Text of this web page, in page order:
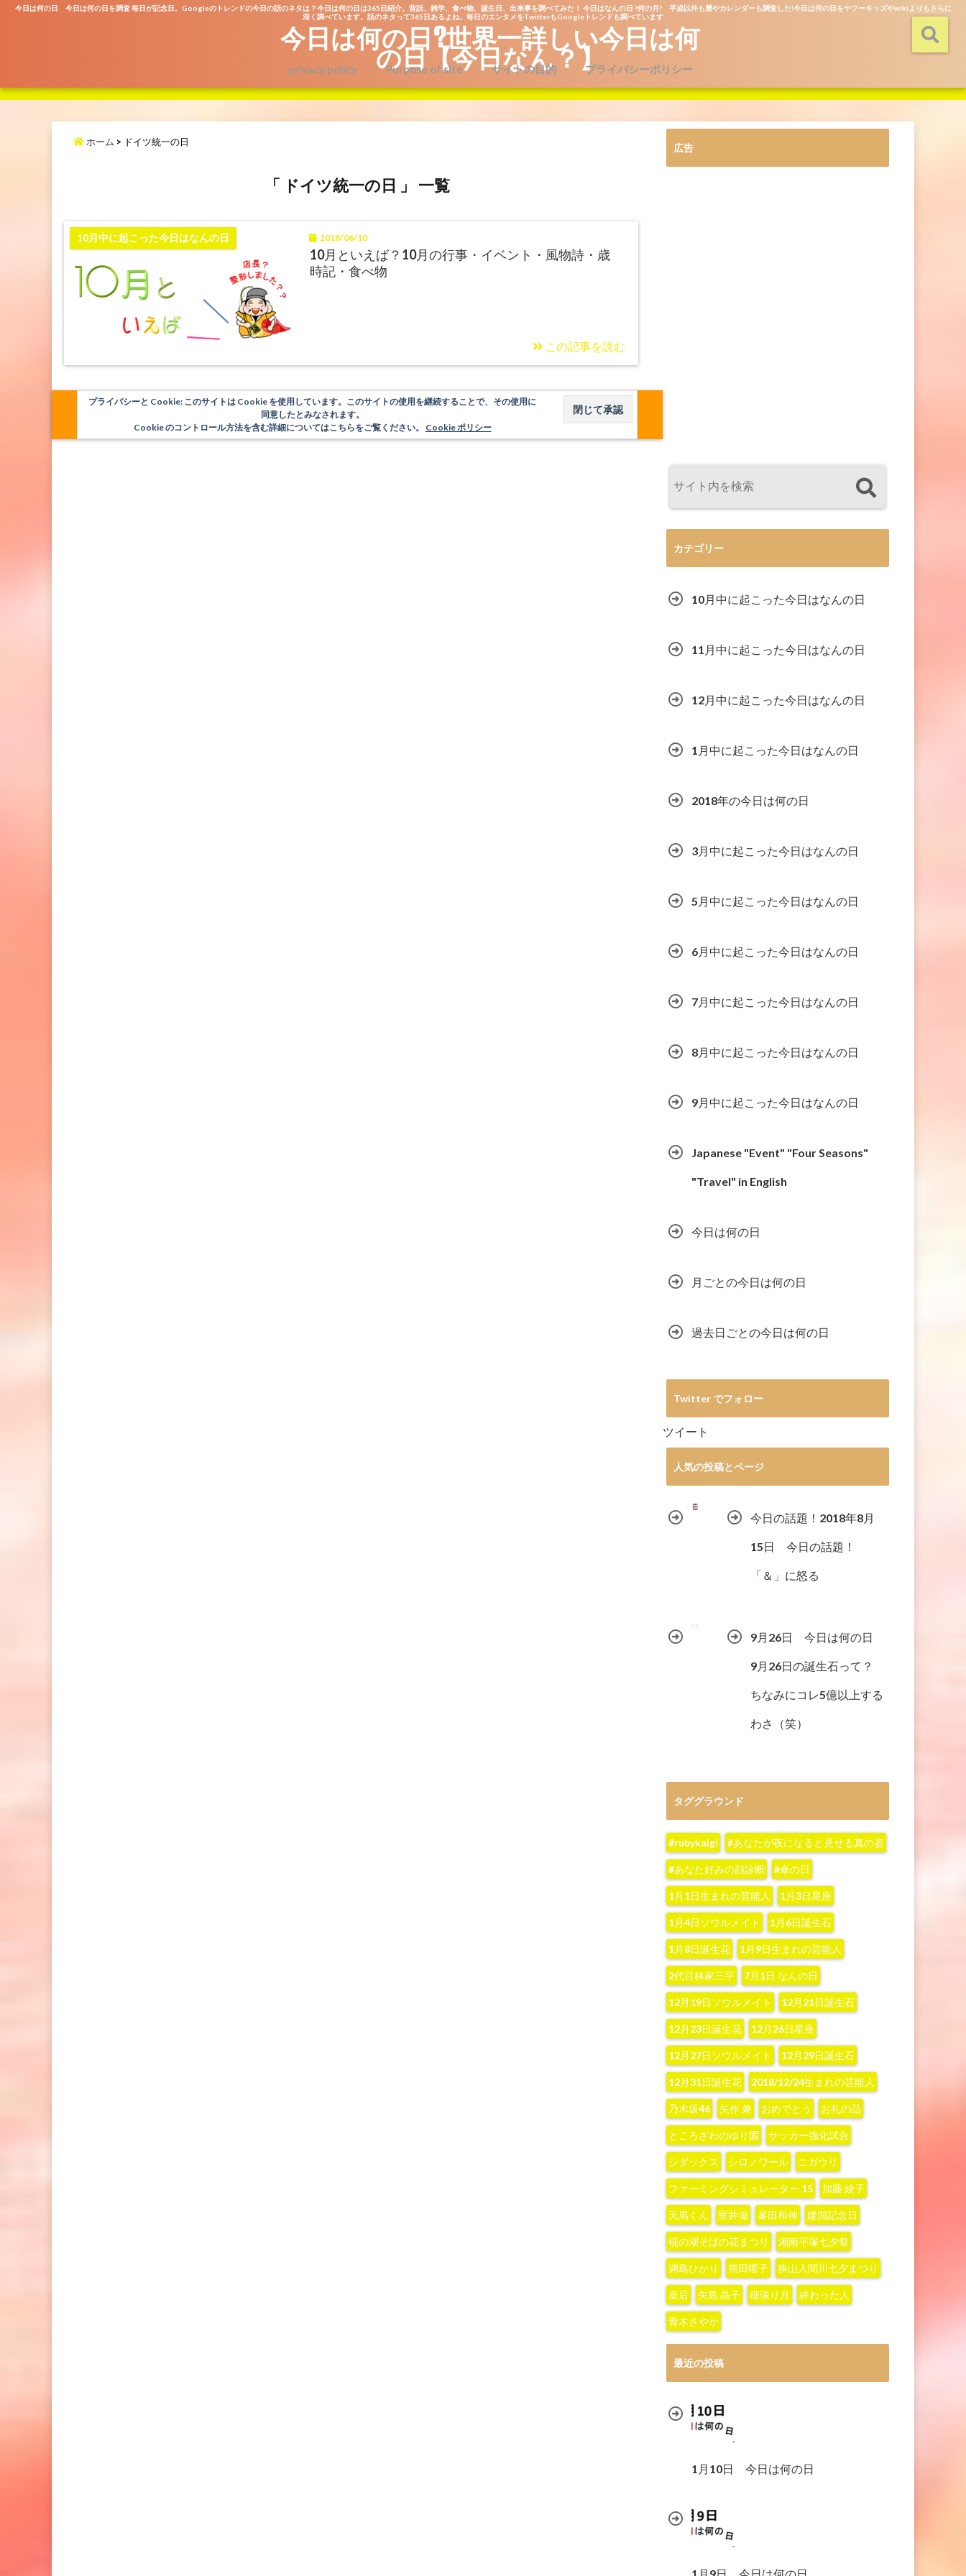
今日は何の日 今日は何の日を調査 毎日が記念日。Googleのトレンドの今日の話のネタは？今日は何の日は365日紹介。昔話、雑学、食べ物、誕生日、出来事を調べてみた！ 今日はなんの日 ?何の月? 平成以外も暦やカレンダーも調査した!今日は何の日をヤフーキッズやwikiよりもさらに
深く調べています。話のネタって365日あるよね。毎日のエンタメをTwitterもGoogleトレンドも調べています
今日は何の日?世界一詳しい今日は何
の日【今日なん？】
privacy policy Purpose of site サイトの目的 プライバシーポリシー
ホーム > ドイツ統一の日
「 ドイツ統一の日 」 一覧
10月中に起こった今日はなんの日 2018/06/10
10月といえば？10月の行事・イベント・風物詩・歳
時記・食べ物
この記事を読む
プライバシーと Cookie: このサイトは Cookie を使用しています。このサイトの使用を継続することで、その使用に
同意したとみなされます。
Cookie のコントロール方法を含む詳細についてはこちらをご覧ください。 Cookie ポリシー
広告
カテゴリー
10月中に起こった今日はなんの日
11月中に起こった今日はなんの日
12月中に起こった今日はなんの日
1月中に起こった今日はなんの日
2018年の今日は何の日
3月中に起こった今日はなんの日
5月中に起こった今日はなんの日
6月中に起こった今日はなんの日
7月中に起こった今日はなんの日
8月中に起こった今日はなんの日
9月中に起こった今日はなんの日
Japanese "Event" "Four Seasons"
"Travel" in English
今日は何の日
月ごとの今日は何の日
過去日ごとの今日は何の日
Twitter でフォロー
ツイート
人気の投稿とページ
今日の話題！2018年8月
15日 今日の話題！
「＆」に怒る
9月26日 今日は何の日
9月26日の誕生石って？
ちなみにコレ5億以上する
わさ（笑）
タググラウンド
#rubykaigi #あなたが夜になると見せる真の姿
#あなた好みの顔診断 #傘の日
1月1日生まれの芸能人 1月3日星座
1月4日ソウルメイト 1月6日誕生石
1月8日誕生花 1月9日生まれの芸能人
2代目林家三平 7月1日 なんの日
12月19日ソウルメイト 12月21日誕生石
12月23日誕生花 12月26日星座
12月27日ソウルメイト 12月29日誕生石
12月31日誕生花 2018/12/24生まれの芸能人
‪乃木坂46‬ ‪矢作 兼‬ おめでとう お礼の品
ところざわのゆり園 サッカー強化試合
シダックス シロノワール ニガウリ
ファーミングシミュレーター 15 加藤 綾子‬
天馬くん 室井滋 峯田和伸 建国記念日
椛の湖そばの花まつり 湘南平塚七夕祭
満島ひかり 熊田曜子 狭山入間川七夕まつり
皇后 矢島 晶子 穂張り月 終わった人
青木さやか
最近の投稿
1月10日 今日は何の日